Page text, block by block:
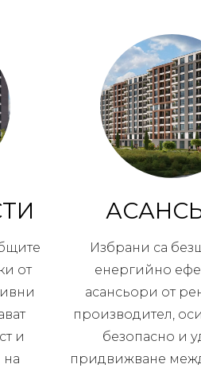
от
и
на
Избрани са
енергийно
асансьори от
производител,
безопасно и
придвижване